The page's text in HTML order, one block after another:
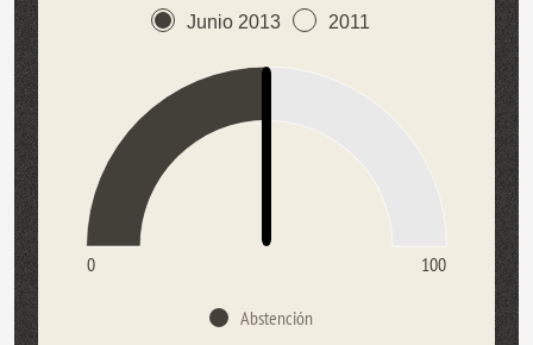
Junio 2013 2011
0 100
Abstención